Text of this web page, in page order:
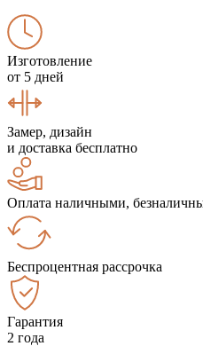
Изготовление
от 5 дней
Замер, дизайн
и доставка бесплатно
Оплата наличными,
Беспроцентная рассрочка
Гарантия
2 года